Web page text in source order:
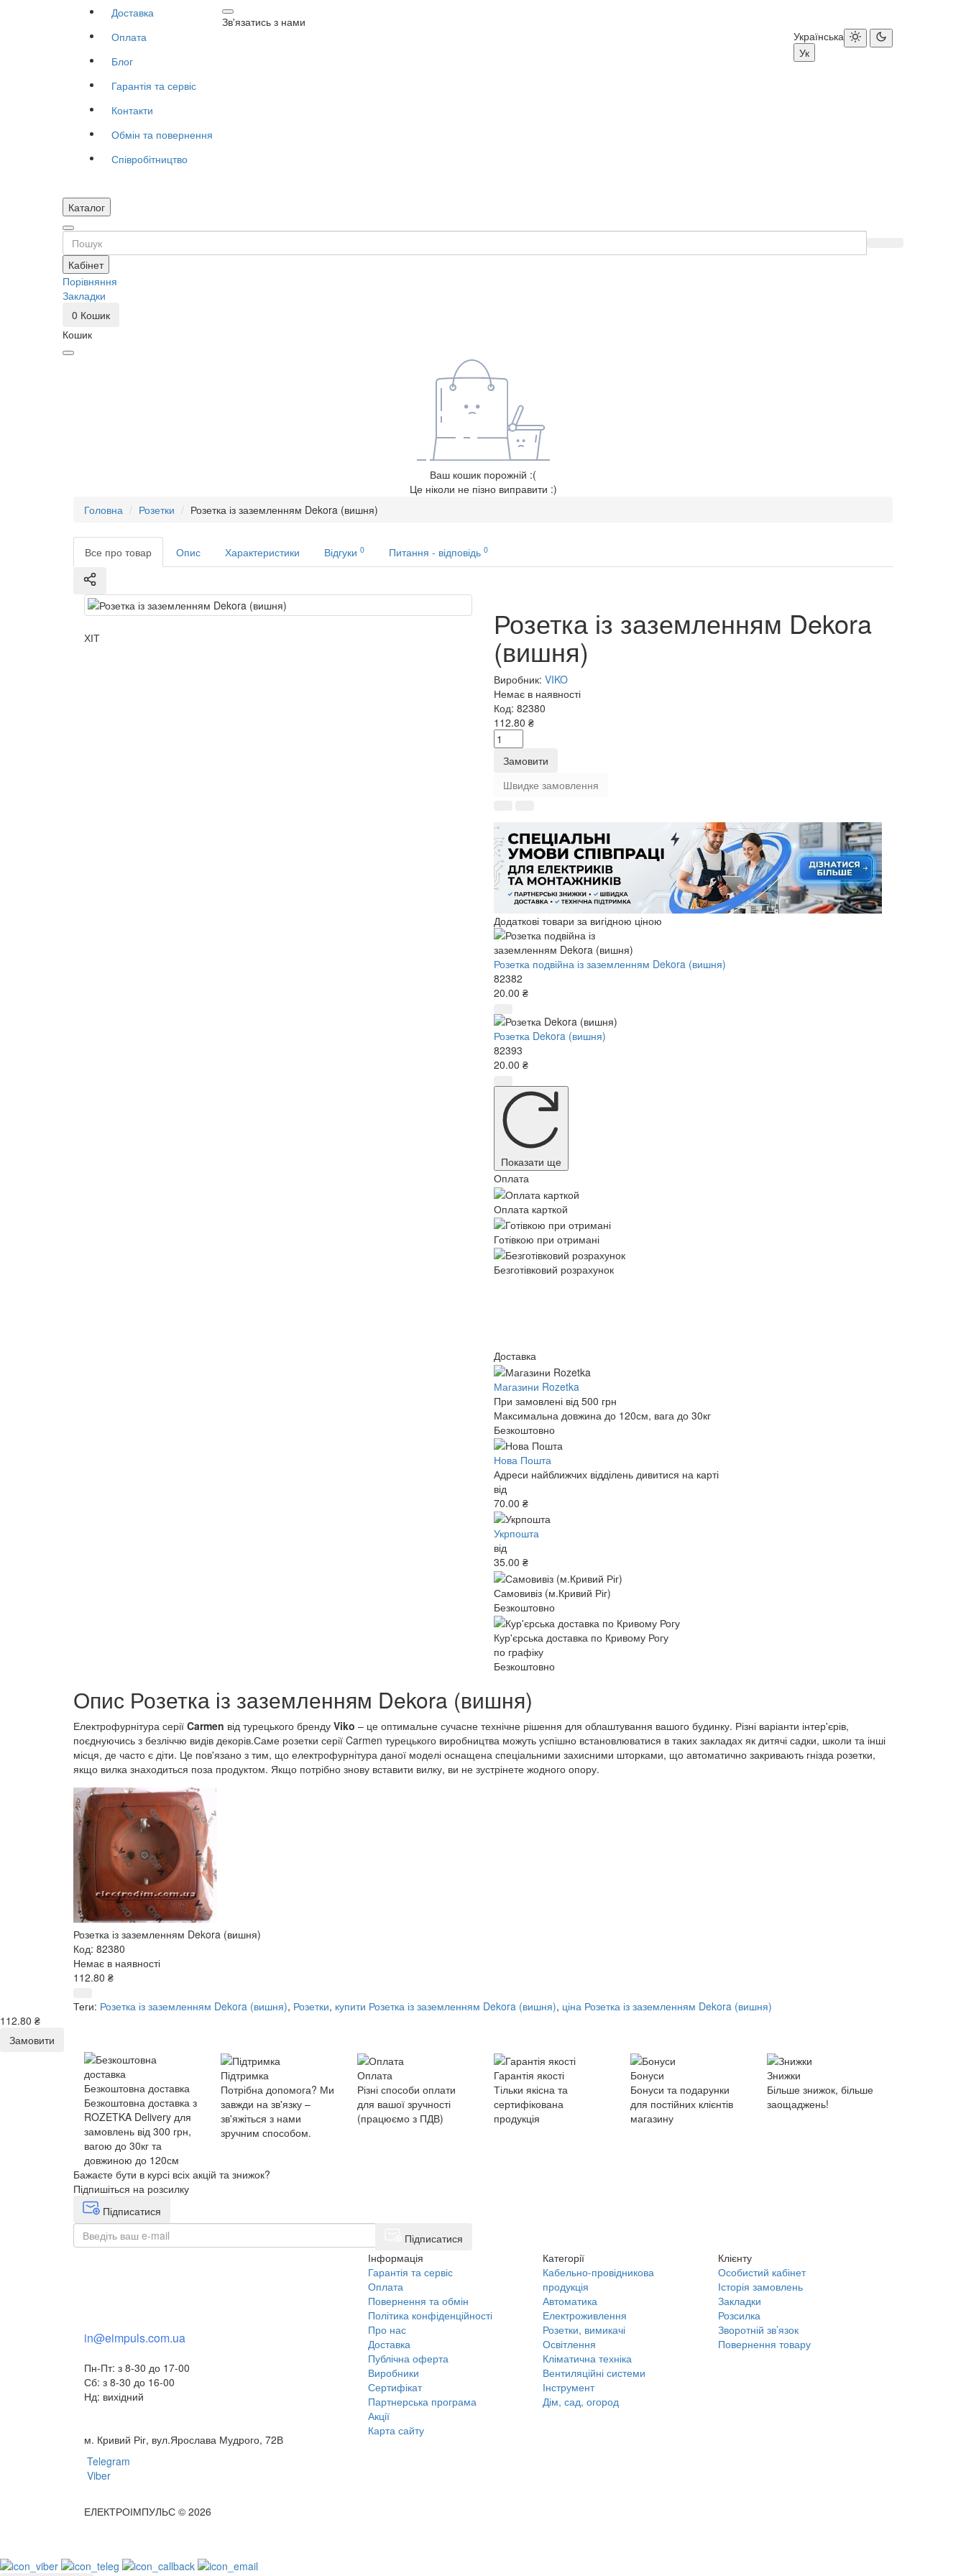
Доставка
Оплата
Блог
Гарантія та сервіс
Контакти
Обмін та повернення
Співробітництво
Зв'язатись з нами
Українська
Ук
Каталог
Кабінет
Порівняння
Закладки
0 Кошик
Кошик
Ваш кошик порожній :(
Це ніколи не пізно виправити :)
Головна
Розетки Розетка із заземленням Dekora (вишня)
Все про товар Опис Характеристики Відгуки 0 Питання - відповідь 0
ХІТ Розетка із заземленням Dekora
(вишня)
Виробник: VIKO
Немає в наявності
Код: 82380
112.80 ₴
Замовити
Швидке замовлення
Додаткові товари за вигідною ціною
Розетка подвійна із заземленням Dekora (вишня)
82382
20.00 ₴
Розетка Dekora (вишня)
82393
20.00 ₴
Показати ще
Оплата
Оплата карткой
Готівкою при отримані
Безготівковий розрахунок
Доставка
Магазини Rozetka
При замовлені від 500 грн
Максимальна довжина до 120см, вага до 30кг
Безкоштовно
Нова Пошта
Адреси найближчих відділень дивитися на карті
від
70.00 ₴
Укрпошта
від
35.00 ₴
Самовивіз (м.Кривий Ріг)
Безкоштовно
Кур'єрська доставка по Кривому Рогу
по графіку
Безкоштовно
Опис Розетка із заземленням Dekora (вишня)
Електрофурнітура серії Carmen від турецького бренду Viko – це оптимальне сучасне технічне рішення для облаштування вашого будинку. Різні варіанти інтер'єрів,
поєднуючись з безліччю видів декорів.Саме розетки серії Carmen турецького виробництва можуть успішно встановлюватися в таких закладах як дитячі садки, школи та інші
місця, де часто є діти. Це пов'язано з тим, що електрофурнітура даної моделі оснащена спеціальними захисними шторками, що автоматично закривають гнізда розетки,
якщо вилка знаходиться поза продуктом. Якщо потрібно знову вставити вилку, ви не зустрінете жодного опору.
Розетка із заземленням Dekora (вишня)
Код: 82380
Немає в наявності
112.80 ₴
Теги: Розетка із заземленням Dekora (вишня), Розетки, купити Розетка із заземленням Dekora (вишня), ціна Розетка із заземленням Dekora (вишня)
112.80 ₴
Замовити
Безкоштовна доставка
Безкоштовна доставка з
ROZETKA Delivery для
замовлень від 300 грн,
вагою до 30кг та
довжиною до 120см
Підтримка
Потрібна допомога? Ми
завжди на зв'язку –
зв'яжіться з нами
зручним способом.
Оплата
Різні способи оплати
для вашої зручності
(працюємо з ПДВ)
Гарантія якості
Тільки якісна та
сертифікована
продукція
Бонуси
Бонуси та подарунки
для постійних клієнтів
магазину
Знижки
Більше знижок, більше
заощаджень!
Бажаєте бути в курсі всіх акцій та знижок?
Підпишіться на розсилку
Підписатися
Підписатися
in@eimpuls.com.ua
Пн-Пт: з 8-30 до 17-00
Сб: з 8-30 до 16-00
Нд: вихідний
м. Кривий Ріг, вул.Ярослава Мудрого, 72В
Telegram
Viber
Інформація
Гарантія та сервіс
Оплата
Повернення та обмін
Політика конфіденційності
Про нас
Доставка
Публічна оферта
Виробники
Сертифікат
Партнерська програма
Акції
Карта сайту
Категорії
Кабельно-провідникова
продукція
Автоматика
Електроживлення
Розетки, вимикачі
Освітлення
Кліматична техніка
Вентиляційні системи
Інструмент
Дім, сад, огород
Клієнту
Особистий кабінет
Історія замовлень
Закладки
Розсилка
Зворотній зв’язок
Повернення товару
ЕЛЕКТРОІМПУЛЬС © 2026